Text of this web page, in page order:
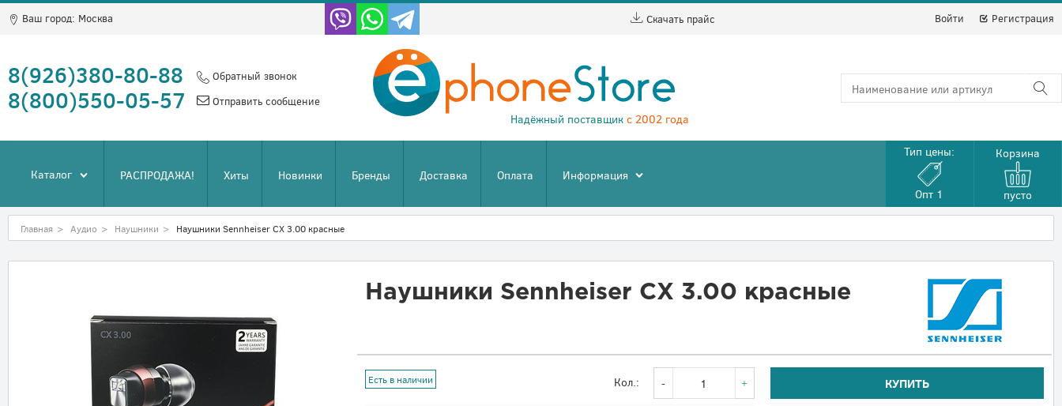
Ваш город: Москва Скачать прайс Войти Регистрация
8(926)380-80-88
8(800)550-05-57
Обратный звонок
Отправить сообщение
Надёжный поставщик с 2002 года
Каталог РАСПРОДАЖА! Хиты Новинки Бренды Доставка Оплата Информация
Тип цены:
Опт 1
Корзина
пусто
Главная > Аудио > Наушники > Наушники Sennheiser CX 3.00 красные
Наушники Sennheiser CX 3.00 красные
Есть в наличии Кол.: КУПИТЬ